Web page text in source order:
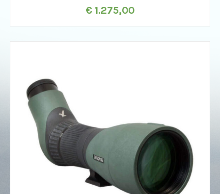
€ 1.275,00